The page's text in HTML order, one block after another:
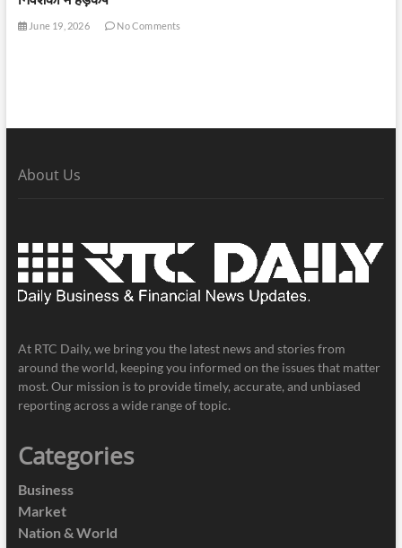
June 19, 2026 No Comments
About Us
At RTC Daily, we bring you the latest news and stories from
around the world, keeping you informed on the issues that matter
most. Our mission is to provide timely, accurate, and unbiased
reporting across a wide range of topic.
Categories
Business
Market
Nation & World